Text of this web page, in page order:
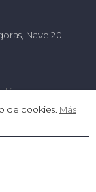
de cookies. Más
Nave 20